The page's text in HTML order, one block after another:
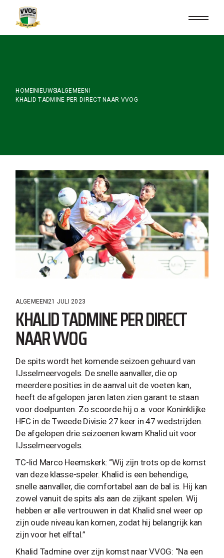
content
HOME NIEUWSALGEMEEN
KHALID TADMINE PER DIRECT NAAR VVOG
ALGEMEEN 21 JULI 2023
KHALID TADMINE PER DIRECT
NAAR VVOG
De spits wordt het komende seizoen gehuurd van
IJsselmeervogels. De snelle aanvaller, die op
meerdere posities in de aanval uit de voeten kan,
heeft de afgelopen jaren laten zien garant te staan
voor doelpunten. Zo scoorde hij o.a. voor Koninklijke
HFC in de Tweede Divisie 27 keer in 47 wedstrijden.
De afgelopen drie seizoenen kwam Khalid uit voor
IJsselmeervogels.
TC-lid Marco Heemskerk: “Wij zijn trots op de komst
van deze klasse-speler. Khalid is een behendige,
snelle aanvaller, die comfortabel aan de bal is. Hij kan
zowel vanuit de spits als aan de zijkant spelen. Wij
hebben er alle vertrouwen in dat Khalid snel weer op
zijn oude niveau kan komen, zodat hij belangrijk kan
zijn voor het elftal.”
Khalid Tadmine over zijn komst naar VVOG: “Na een